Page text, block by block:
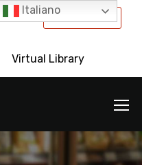
International
Virtual Library
Italiano